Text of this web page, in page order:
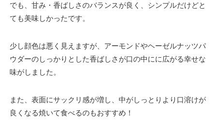
でも、甘み・香ばしさのバランスが良く、シンプルだけどと
ても美味しかったです。
少し顔色は悪く見えますが、アーモンドやヘーゼルナッツパ
ウダーのしっかりとした香ばしさが口の中にに広がる幸せな
味がしました。
また、表面にサックリ感が増し、中がしっとりより口溶けが
良くなる焼いて食べるのもおすすめ！